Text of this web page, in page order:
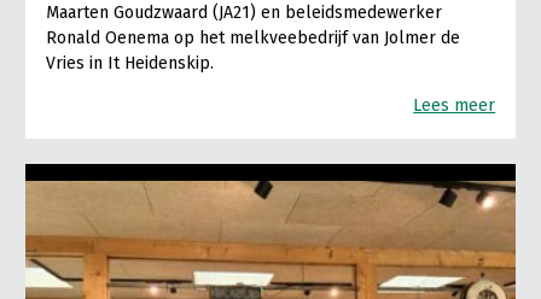
Maarten Goudzwaard (JA21) en beleidsmedewerker
Ronald Oenema op het melkveebedrijf van Jolmer de
Vries in It Heidenskip.
Lees meer